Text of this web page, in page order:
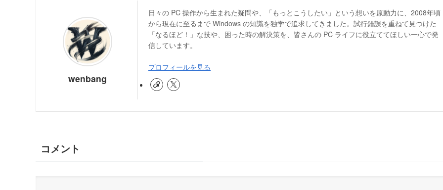
wenbang
日々の PC 操作から生まれた疑問や、「もっとこうしたい」という想いを原動力に、2008年頃
から現在に至るまで Windows の知識を独学で追求してきました。試行錯誤を重ねて見つけた
「なるほど！」な技や、困った時の解決策を、皆さんの PC ライフに役立ててほしい一心で発
信しています。
プロフィールを見る
コメント